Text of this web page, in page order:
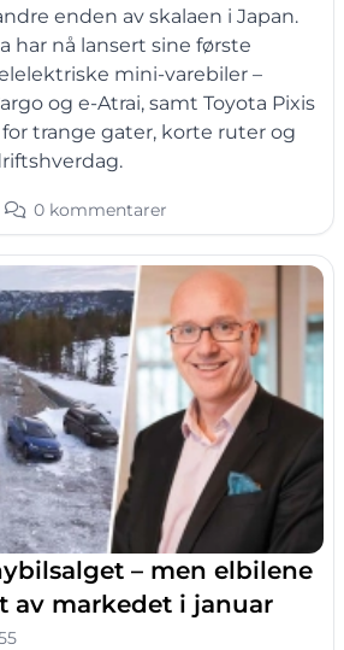
enden av skalaen i Japan.
har nå lansert sine første
mini-varebiler –
og e-Atrai, samt Toyota Pixis
trange gater, korte ruter og
0 kommentarer
– men elbilene
av markedet i januar